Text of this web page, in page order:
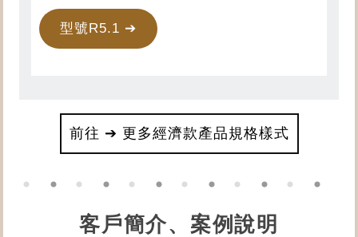
型號R5.1 ➔
前往 ➔ 更多經濟款產品規格樣式
客戶簡介、案例說明